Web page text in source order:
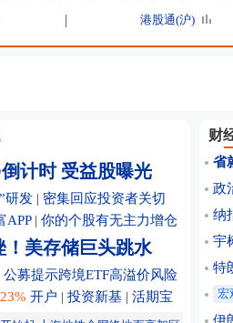
港股通(沪)
计时 受益股曝光
研发| 密集回应投资者关切
APP| 你的个股有无主力增仓
！美存储巨头跳水
公募提示跨境ETF高溢价风险
开户 | 投资新基| 活期宝
财
省
政
纳
宇
特
宏